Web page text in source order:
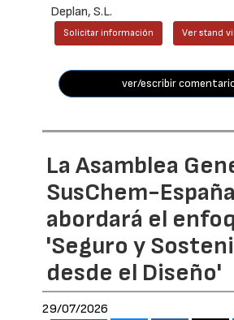
Deplan, S.L.
Solicitar información Ver stand
ver/escribir
La Asamblea
SusChem-
abordará el
'Seguro y
desde el Diseño'
29/07/2026